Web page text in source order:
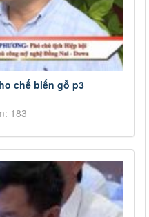
chế biến gỗ p3
183